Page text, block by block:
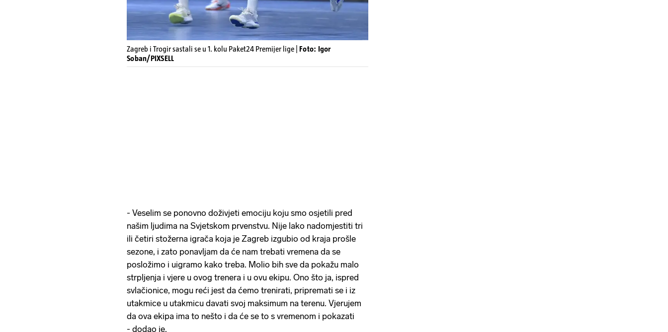
Zagreb i Trogir sastali se u 1. kolu Paket24 Premijer lige | Foto: Igor
Soban/PIXSELL
- Veselim se ponovno doživjeti emociju koju smo osjetili pred
našim ljudima na Svjetskom prvenstvu. Nije lako nadomjestiti tri
ili četiri stožerna igrača koja je Zagreb izgubio od kraja prošle
sezone, i zato ponavljam da će nam trebati vremena da se
posložimo i uigramo kako treba. Molio bih sve da pokažu malo
strpljenja i vjere u ovog trenera i u ovu ekipu. Ono što ja, ispred
svlačionice, mogu reći jest da ćemo trenirati, pripremati se i iz
utakmice u utakmicu davati svoj maksimum na terenu. Vjerujem
da ova ekipa ima to nešto i da će se to s vremenom i pokazati
- dodao je.